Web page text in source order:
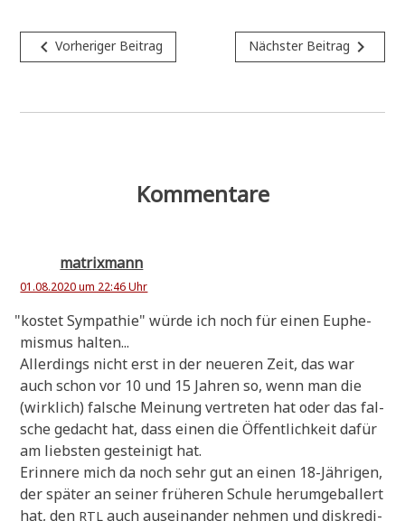
Beitragsnavigation
navigate_beforeVorheriger Beitrag Nächster Beitrag navigate_next
Kommentare
matrixmann
01.08.2020 um 22:46 Uhr
"kostet Sym­pa­thie" wür­de ich noch für einen Euphe­
mis­mus halten...
Aller­dings nicht erst in der neue­ren Zeit, das war
auch schon vor 10 und 15 Jah­ren so, wenn man die
(wirk­lich) fal­sche Mei­nung ver­tre­ten hat oder das fal­
sche gedacht hat, dass einen die Öffent­lich­keit dafür
am lieb­sten gestei­nigt hat.
Erin­ne­re mich da noch sehr gut an einen 18-Jäh­ri­gen,
der spä­ter an sei­ner frü­he­ren Schu­le her­um­ge­bal­lert
hat, den RTL auch aus­ein­an­der neh­men und dis­kre­di­